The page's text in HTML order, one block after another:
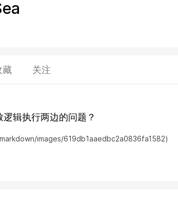
藏 关注
辑执行两边的问题？
images/619db1aaedbc2a0836fa1582)